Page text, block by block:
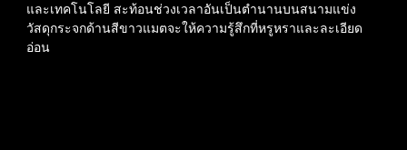
และเทคโนโลยี สะท้อนช่วงเวลาอันเป็นตำนานบนสนามแข่ง
วัสดุกระจกด้านสีขาวแมตจะให้ความรู้สึกที่หรูหราและละเอียด
อ่อน